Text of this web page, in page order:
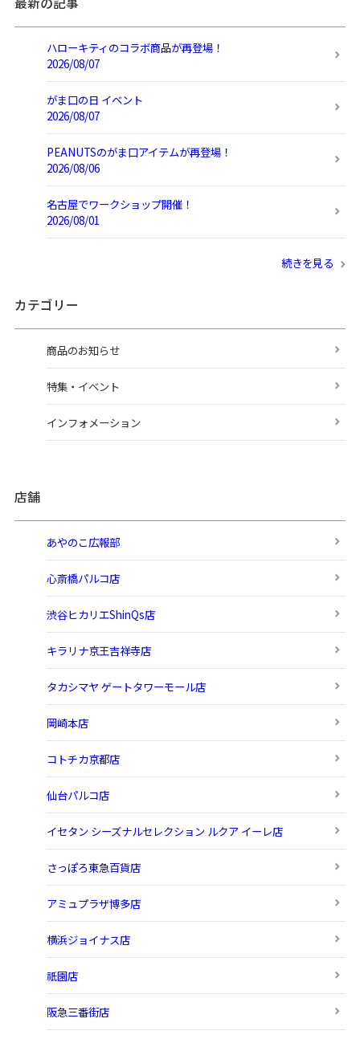
ハローキティのコラボ商品が再登場！
2026/08/07
がま口の日 イベント
2026/08/07
PEANUTSのがま口アイテムが再登場！
2026/08/06
名古屋でワークショップ開催！
2026/08/01
続きを見る
カテゴリー
商品のお知らせ
特集・イベント
インフォメーション
店舗
あやのこ広報部
心斎橋パルコ店
渋谷ヒカリエShinQs店
キラリナ京王吉祥寺店
タカシマヤ ゲートタワーモール店
岡崎本店
コトチカ京都店
仙台パルコ店
イセタン シーズナルセレクション ルクア イーレ店
さっぽろ東急百貨店
アミュプラザ博多店
横浜ジョイナス店
祇園店
阪急三番街店